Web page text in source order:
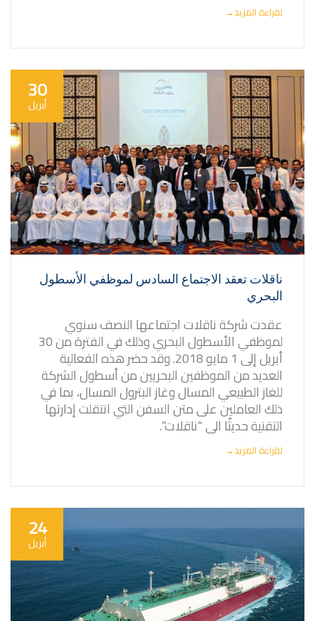
لقراءة المزيد→
30
أبريل
ناقلات تعقد الاجتماع السادس لموظفي الأسطول
البحري
عقدت شركة ناقلات اجتماعها النصف سنوي
لموظفي الأسطول البحري وذلك في الفترة من 30
أبريل إلى 1 مايو 2018. وقد حضر هذه الفعالية
العديد من الموظفين البحريين من أسطول الشركة
للغاز الطبيعي المسال وغاز البترول المسال، بما في
ذلك العاملين على متن السفن التي انتقلت إدارتها
التقنية حديثًا الى “ناقلات”.
لقراءة المزيد→
24
أبريل